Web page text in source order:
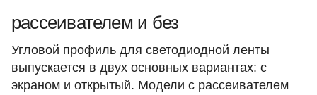
рассеивателем и без
Угловой профиль для светодиодной ленты
выпускается в двух основных вариантах: с
экраном и открытый. Модели с рассеивателем